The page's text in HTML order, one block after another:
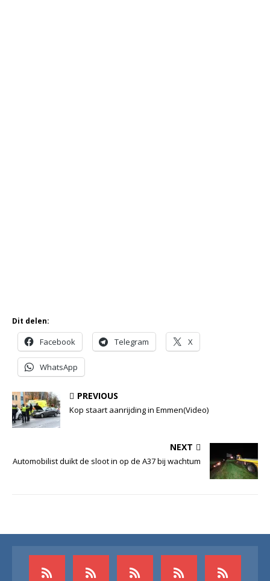
Dit delen:
Facebook Telegram X
WhatsApp
PREVIOUS
Kop staart aanrijding in Emmen(Video)
NEXT
Automobilist duikt de sloot in op de A37 bij wachtum